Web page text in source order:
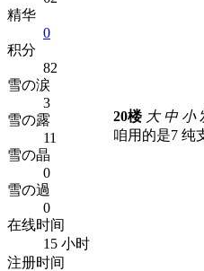
精华
0
积分
82
雪の涙
3
雪の露
11
雪の晶
0
雪の過
0
在线时间
15 小时
注册时间
20楼 大 中 小
咱用的是7 纯